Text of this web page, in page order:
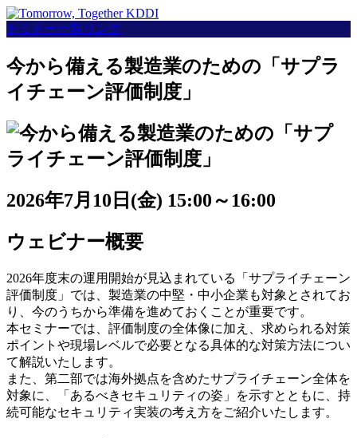
セミナー一覧リンク
今から備える製造業のための「サプラ
イチェーン評価制度」
2026年7月10日(金) 15:00～16:00
ウェビナー概要
2026年度末の運用開始が見込まれている「サプライチェーン
評価制度」では、製造業の中堅・中小企業も対象とされてお
り、今のうちから準備を進めておくことが重要です。
本セミナーでは、評価制度の全体像に加え、求められる対策
ポイントや現場レベルで必要となる具体的な対策方法につい
て解説いたします。
また、第二部では海外拠点を含めたサプライチェーン全体を
対象に、「あるべきセキュリティの姿」を示すとともに、持
続可能なセキュリティ実装の考え方をご紹介いたします。